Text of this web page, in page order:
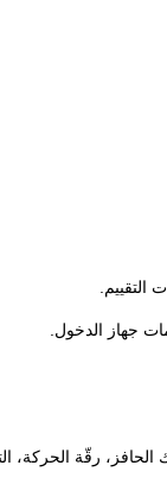
جهاز الدخول.
رقّة الحركة،